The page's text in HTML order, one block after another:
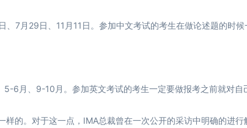
月29日、11月11日。参加中文考试的考生在做论述题的时候
月、9-10月。参加英文考试的考生一定要做报考之前就对自
的。对于这一点，IMA总裁曾在一次公开的采访中明确的进行